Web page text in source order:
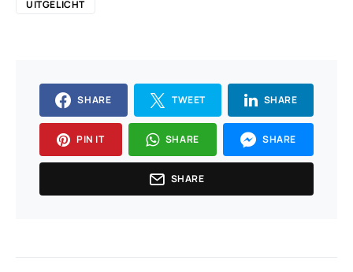
UITGELICHT
SHARE TWEET SHARE
PIN IT SHARE SHARE
SHARE